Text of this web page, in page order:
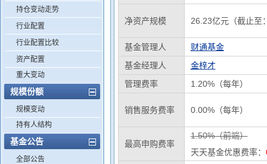
持仓变动走势
行业配置
行业配置比较
资产配置
重大变动
规模份额
规模变动
持有人结构
基金公告
全部公告
净资产规模 26.23亿元（截止至
基金管理人
财通基金
基金经理人
金梓才
管理费率
1.20%（每年）
销售服务费率 0.00%（每年）
最高申购费率
1.50%（前端）
天天基金优惠费率：